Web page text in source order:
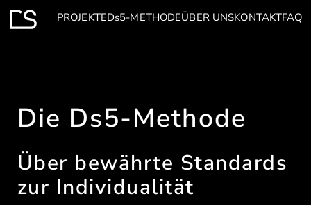
PROJEKTEDs5-METHODEÜBER UNSKONTAKTFAQ
Die Ds5-Methode
Über bewährte Standards
zur Individualität